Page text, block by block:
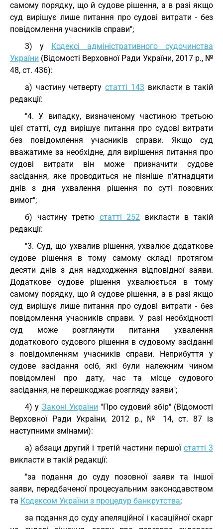
самому порядку, що й судове рішення, а в разі якщо
суд вирішує лише питання про судові витрати - без
повідомлення учасників справи";
3) у Кодексі адміністративного судочинства
України (Відомості Верховної Ради України, 2017 р., №
48, ст. 436):
а) частину четвертустатті 143 викласти в такій
редакції:
"4. У випадку, визначеному частиною третьою
цієї статті, суд вирішує питання про судові витрати
без повідомлення учасників справи. Якщо суд
вважатиме за необхідне, для вирішення питання про
судові витрати він може призначити судове
засідання, яке проводиться не пізніше п’ятнадцяти
днів з дня ухвалення рішення по суті позовних
вимог";
б) частину третю статті 252 викласти в такій
редакції:
"3. Суд, що ухвалив рішення, ухвалює додаткове
судове рішення в тому самому складі протягом
десяти днів з дня надходження відповідної заяви.
Додаткове судове рішення ухвалюється в тому
самому порядку, що й судове рішення, а в разі якщо
суд вирішує лише питання про судові витрати - без
повідомлення учасників справи. У разі необхідності
суд може розглянути питання ухвалення
додаткового судового рішення в судовому засіданні
з повідомленням учасників справи. Неприбуття у
судове засідання осіб, які були належним чином
повідомлені про дату, час та місце судового
засідання, не перешкоджає розгляду заяви";
4) у Законі України "Про судовий збір" (Відомості
Верховної Ради України, 2012 р., № 14, ст. 87 із
наступними змінами):
а) абзаци другий і третій частини першої статті 3
викласти в такій редакції:
"за подання до суду позовної заяви та іншої
заяви, передбаченої процесуальним законодавством
та Кодексом України з процедур банкрутства;
за подання до суду апеляційної і касаційної скарг